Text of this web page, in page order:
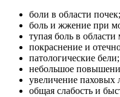
боли в области почек;
боль и жжение при
тупая боль в области
покраснение и
патологические бели;
небольшое
увеличение паховых
общая слабость и